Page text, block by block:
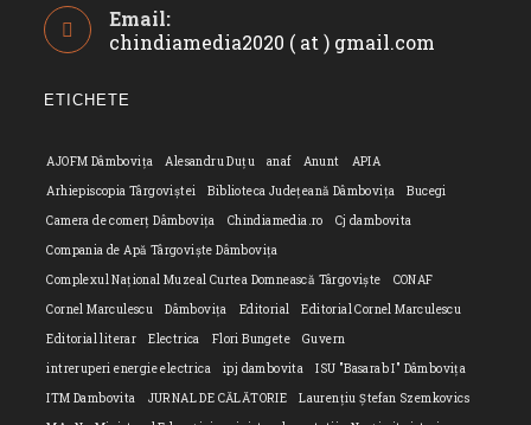
in
your
Email:
chindiamedia2020 ( at ) gmail.com
ETICHETE
AJOFM Dâmbovița Alesandru Duțu anaf Anunt
APIA
Arhiepiscopia Târgoviștei
Biblioteca Județeană Dâmbovița
Bucegi
Camera de comerț Dâmbovița
Chindiamedia.ro
Cj dambovita
Compania de Apă Târgoviște Dâmbovița
Complexul Național Muzeal Curtea Domnească Târgoviște
CONAF
Cornel Marculescu
Dâmbovița Editorial
Editorial Cornel Marculescu
Editorial literar
Electrica Flori Bungete
Guvern
intreruperi energie electrica
ipj dambovita
ISU "Basarab I" Dâmbovița
ITM Dambovita
JURNAL DE CĂLĂTORIE
Laurențiu Ștefan Szemkovics